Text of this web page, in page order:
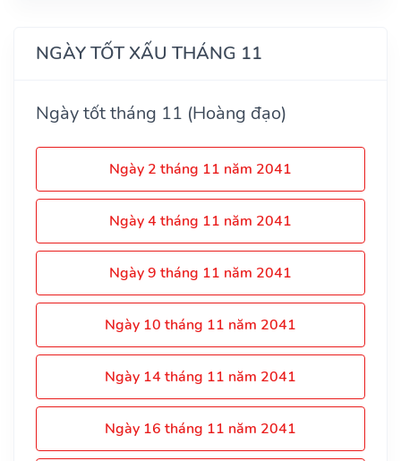
NGÀY TỐT XẤU THÁNG 11
Ngày tốt tháng 11 (Hoàng đạo)
Ngày 2 tháng 11 năm 2041
Ngày 4 tháng 11 năm 2041
Ngày 9 tháng 11 năm 2041
Ngày 10 tháng 11 năm 2041
Ngày 14 tháng 11 năm 2041
Ngày 16 tháng 11 năm 2041